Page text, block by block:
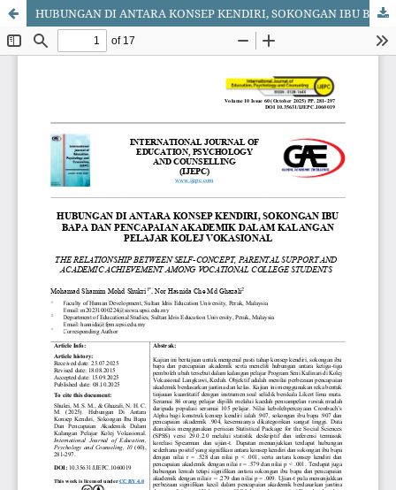
HUBUNGAN DI ANTARA KONSEP KENDIRI, SOKONGAN IBU BAPA DAN PENCAPAIAN AKADEMIK DALAM KALANGAN PELAJAR KOLEJ VOKASIONAL